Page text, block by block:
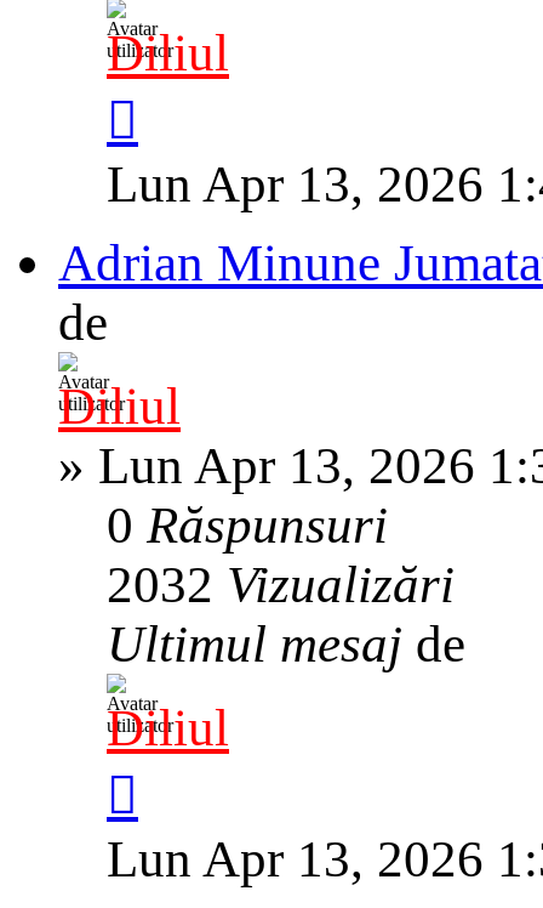
Diliul
Lun Apr 13, 2026
Adrian Minune
de
Diliul
» Lun Apr 13, 2026
0Răspunsuri
2032 Vizualizări
Ultimul mesaj de
Diliul
Lun Apr 13, 2026